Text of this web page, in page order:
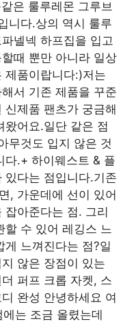
은 룰루레몬 그루브
니다.상의 역시 룰루
넬넥 하프집을 입고
때 뿐만 아니라 일상
제품이랍니다:)저는
서 기존 제품을 꾸준
제품 팬츠가 궁금해
왔어요.일단 같은 점
무것도 입지 않은 것
다.+ 하이웨스트 & 플
있다는 점입니다.기존
, 가운데에 선이 있어
아준다는 점. 그리
할 수 있어 레깅스 느
느껴진다는 점?일
않은 장점이 있는
퍼프 크롭 자켓, 스
완성 안녕하세요 여
에는 조금 올렸는데